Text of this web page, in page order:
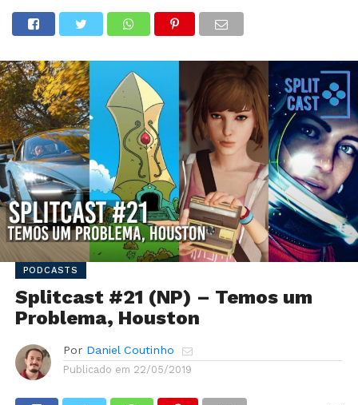
PODCASTS
Splitcast #21 (NP) – Temos um
Problema, Houston
Por Daniel Coutinho
Publicado em 22/05/2019